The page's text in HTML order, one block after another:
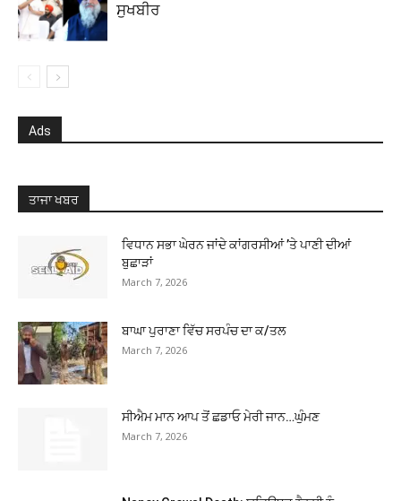
ਸੁਖਬੀਰ
Ads
ਤਾਜਾ ਖਬਰ
ਵਿਧਾਨ ਸਭਾ ਘੇਰਨ ਜਾਂਦੇ ਕਾਂਗਰਸੀਆਂ ’ਤੇ ਪਾਣੀ ਦੀਆਂ
ਬੁਛਾੜਾਂ
March 7, 2026
ਬਾਘਾ ਪੁਰਾਣਾ ਵਿੱਚ ਸਰਪੰਚ ਦਾ ਕ/ਤਲ
March 7, 2026
ਸੀਐਮ ਮਾਨ ਆਪ ਤੋਂ ਛਡਾਓ ਮੇਰੀ ਜਾਨ…ਘੁੰਮਣ
March 7, 2026